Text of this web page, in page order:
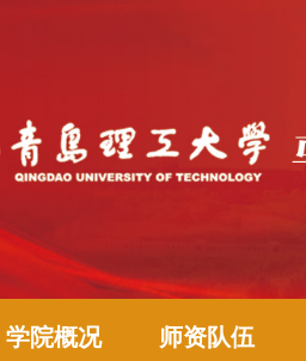
学院概况 师资队伍